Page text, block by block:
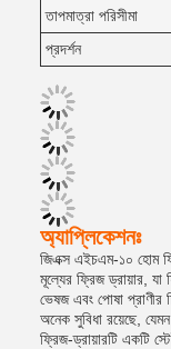
তাপমাত্রা পরিসীমা
প্রদর্শন
অ্যাপ্লিকেশনঃ
জিএক্স এইচএম-১০ হোম
মূল্যের ফ্রিজ ড্রায়ার,
ভেষজ এবং পোষা প্রাণীর
অনেক সুবিধা রয়েছে,
ফ্রিজ-ড্রায়ারটি একটি